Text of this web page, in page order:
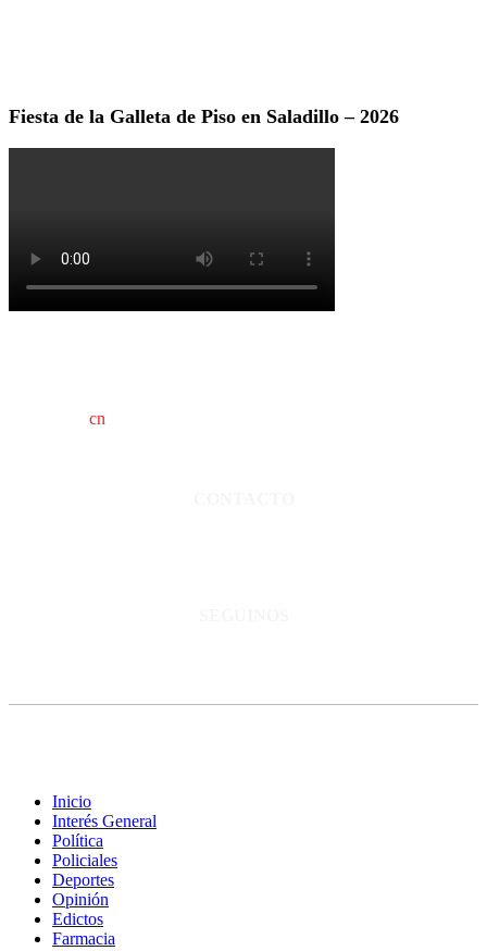
Fiesta de la Galleta de Piso en Saladillo – 2026
cn
Inicio
Interés General
Política
Policiales
Deportes
Opinión
Edictos
Farmacia